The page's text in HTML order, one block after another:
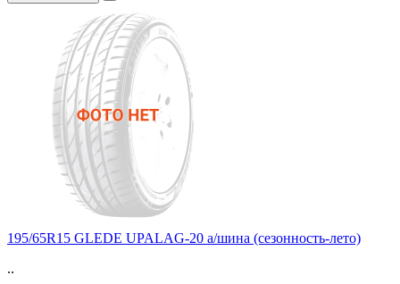
195/65R15 GLEDE UPALAG-20 а/шина (сезонность-лето)
..